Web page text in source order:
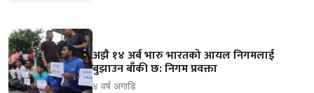
अझै १४ अर्ब भारु भारतको आयल निगमलाई
बुझाउन बाँकी छ: निगम प्रवक्ता
४ वर्ष अगाडि